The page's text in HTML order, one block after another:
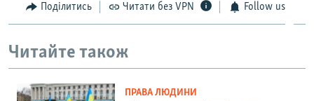
Поділитись Читати без VPN Follow us
Читайте також
ПРАВА ЛЮДИНИ